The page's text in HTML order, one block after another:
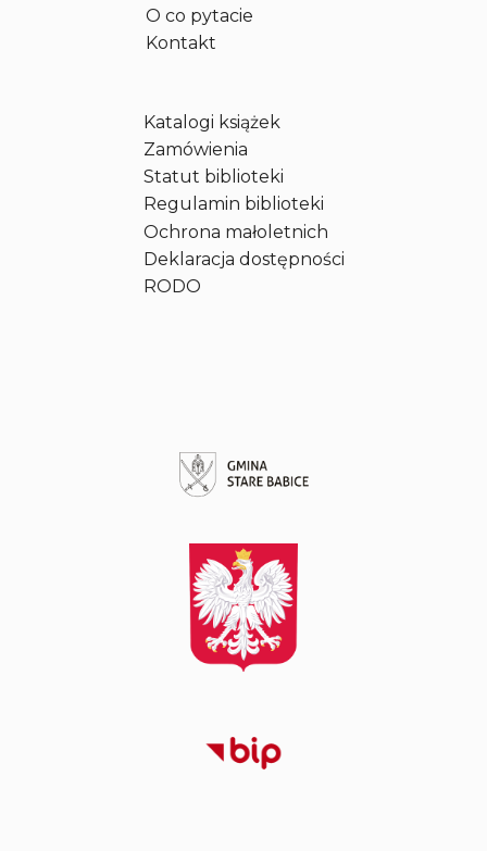
O co pytacie
Kontakt
Katalogi książek
Zamówienia
Statut biblioteki
Regulamin biblioteki
Ochrona małoletnich
Deklaracja dostępności
RODO